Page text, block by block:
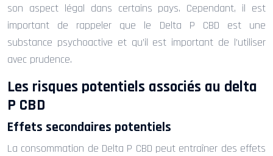
son aspect légal dans certains pays. Cependant, il est
important de rappeler que le Delta P CBD est une
substance psychoactive et qu’il est important de l’utiliser
avec prudence.
Les risques potentiels associés au delta
P CBD
Effets secondaires potentiels
La consommation de Delta P CBD peut entraîner des effets